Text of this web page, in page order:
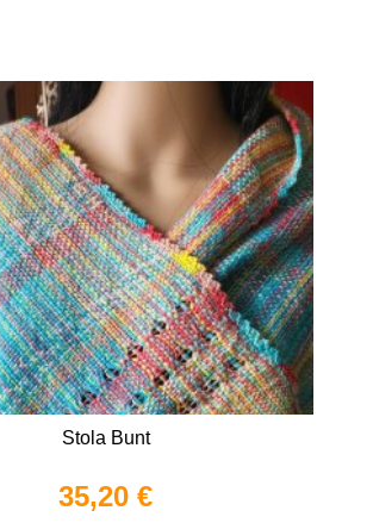
Stola Bunt
35,20 €